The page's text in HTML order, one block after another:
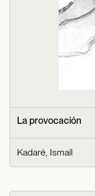
La provocación
Kadaré, Ismaíl